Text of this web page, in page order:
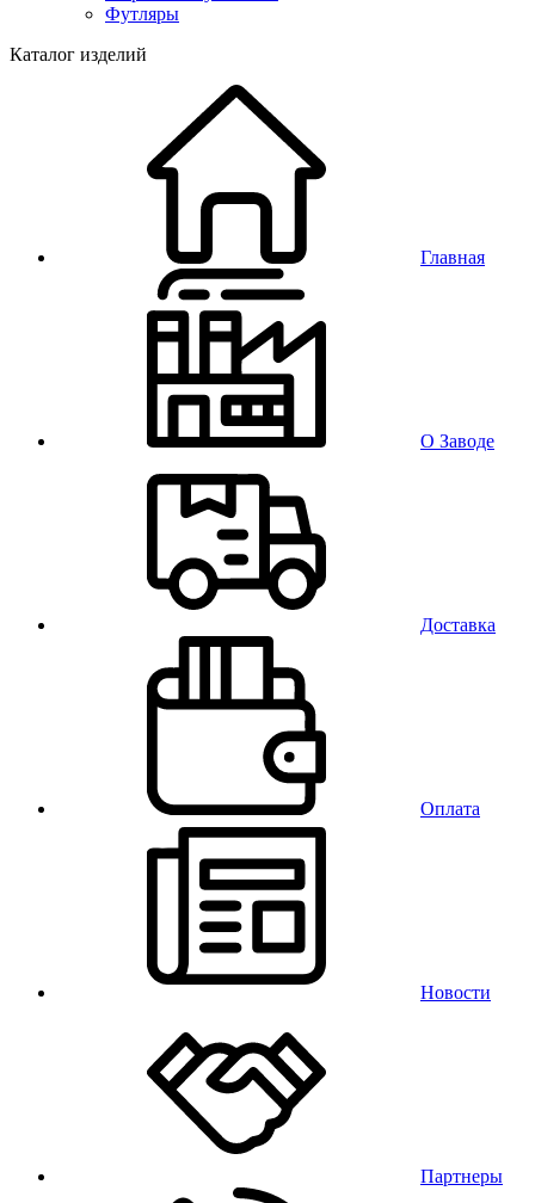
Футляры
Каталог изделий
Главная
О Заводе
Доставка
Оплата
Новости
Партнеры